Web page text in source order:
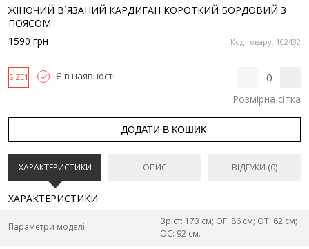
ЖІНОЧИЙ В`ЯЗАНИЙ КАРДИГАН КОРОТКИЙ БОРДОВИЙ З
ПОЯСОМ
Код товару: 102432
1590 грн
SIZE1 Є в наявності 0
Розмірна сітка
ДОДАТИ В КОШИК
ХАРАКТЕРИСТИКИ ОПИС ВІДГУКИ (0)
ХАРАКТЕРИСТИКИ
Параметри моделі
Зріст: 173 см; ОГ: 86 см; ОТ: 62 см;
ОС: 92 см.